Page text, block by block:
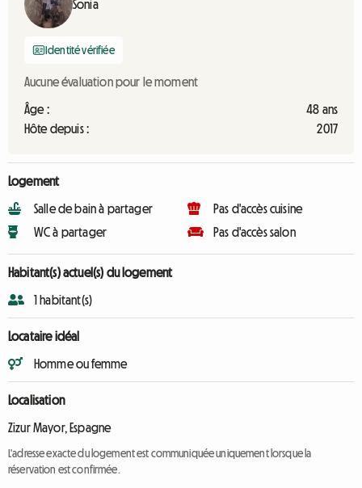
Sonia
Identité vérifiée
Aucune évaluation pour le moment
Âge :
48 ans
Hôte depuis :
2017
Logement
Salle de bain à partager
WC à partager
Pas d'accès cuisine
Pas d'accès salon
Habitant(s) actuel(s) du logement
1 habitant(s)
Locataire idéal
Homme ou femme
Localisation
Zizur Mayor, Espagne
L'adresse exacte du logement est communiquée uniquement lorsque la
réservation est confirmée.